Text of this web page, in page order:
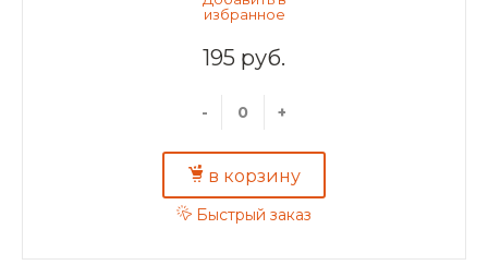
195 руб.
- +
в корзину
Быстрый заказ